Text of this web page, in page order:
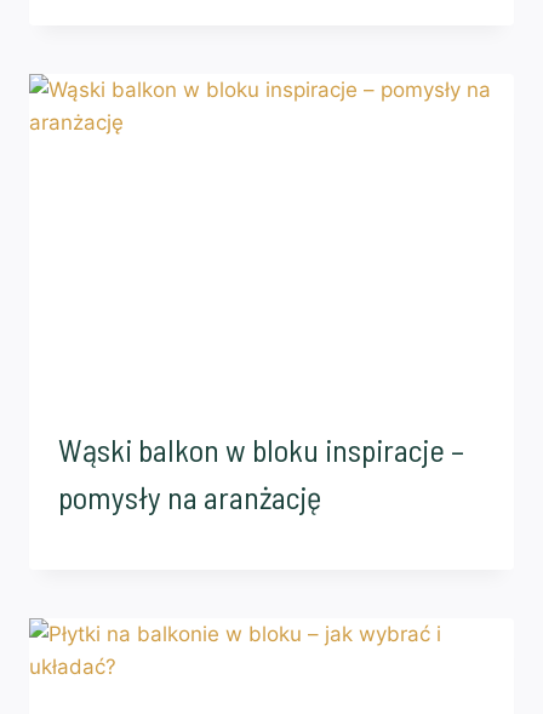
Wąski balkon w bloku inspiracje –
pomysły na aranżację